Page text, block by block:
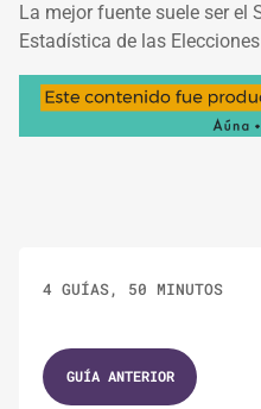
La mejor fuente suele ser el
Estadística de las
4 GUÍAS, 50 MINUTOS
1. GUÍAS 10 MINUTOS
Reclutando
GUÍA ANTERIOR